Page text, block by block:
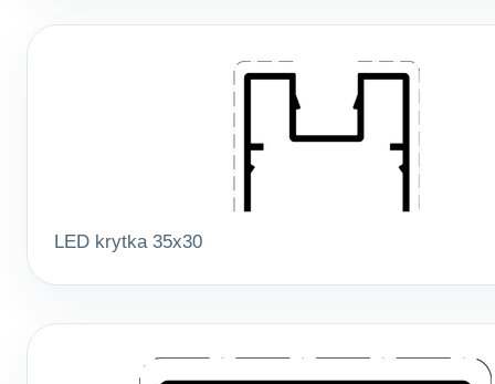
LED krytka 35x30